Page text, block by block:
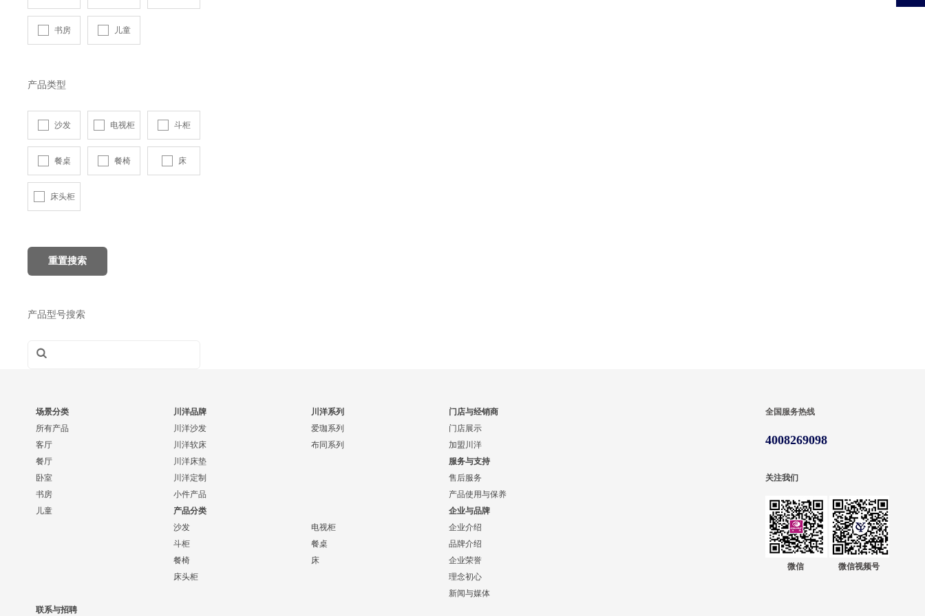
书房 儿童
产品类型
沙发 电视柜 斗柜
餐桌 餐椅 床
床头柜
重置搜索
产品型号搜索
场景分类
所有产品
客厅
餐厅
卧室
书房
儿童
川洋品牌
川洋沙发
川洋软床
川洋床垫
川洋定制
小件产品
川洋系列
爱珈系列
布同系列
门店与经销商
门店展示
加盟川洋
服务与支持
售后服务
产品使用与保养
产品分类
沙发
电视柜
斗柜
餐桌
餐椅
床
床头柜
企业与品牌
企业介绍
品牌介绍
企业荣誉
理念初心
新闻与媒体
联系与招聘
全国服务热线
4008269098
关注我们
微信 微信视频号